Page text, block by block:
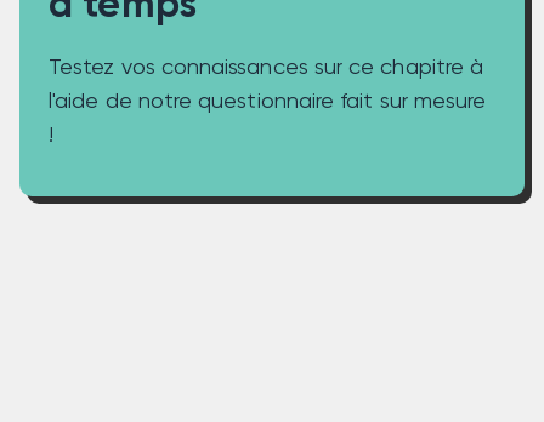
Testez vos connaissances sur ce chapitre à
l'aide de notre questionnaire fait sur mesure
!